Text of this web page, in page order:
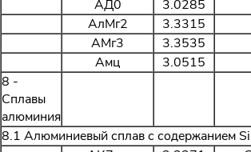
АД0
3.0285
АлМг2
3.3315
АМг3
3.3535
Амц
3.0515
8 -
Сплавы
алюминия
8.1 Алюминиевый сплав с содержанием